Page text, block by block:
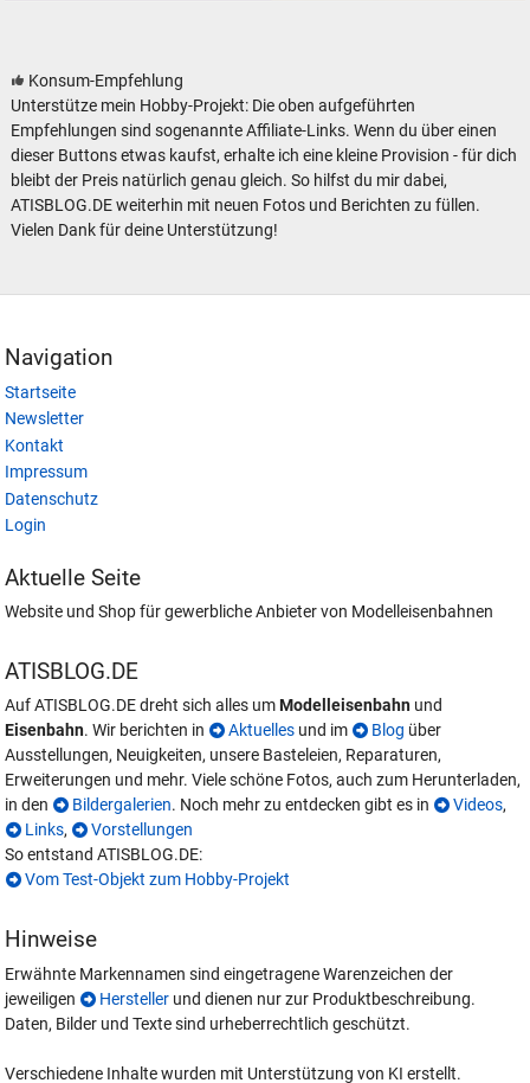
Konsum-Empfehlung
Unterstütze mein Hobby-Projekt: Die oben aufgeführten
Empfehlungen sind sogenannte Affiliate-Links. Wenn du über einen
dieser Buttons etwas kaufst, erhalte ich eine kleine Provision - für dich
bleibt der Preis natürlich genau gleich. So hilfst du mir dabei,
ATISBLOG.DE weiterhin mit neuen Fotos und Berichten zu füllen.
Vielen Dank für deine Unterstützung!
Navigation
Startseite
Newsletter
Kontakt
Impressum
Datenschutz
Login
Aktuelle Seite
Website und Shop für gewerbliche Anbieter von Modelleisenbahnen
ATISBLOG.DE
Auf ATISBLOG.DE dreht sich alles umModelleisenbahn und
Eisenbahn. Wir berichten in Aktuelles und im Blog über
Ausstellungen, Neuigkeiten, unsere Basteleien, Reparaturen,
Erweiterungen und mehr. Viele schöne Fotos, auch zum Herunterladen,
in den
Bildergalerien. Noch mehr zu entdecken gibt es in Videos,
Links,
Vorstellungen
So entstand ATISBLOG.DE:
Vom Test-Objekt zum Hobby-Projekt
Hinweise
Erwähnte Markennamen sind eingetragene Warenzeichen der
jeweiligen
Hersteller und dienen nur zur Produktbeschreibung.
Daten, Bilder und Texte sind urheberrechtlich geschützt.
Verschiedene Inhalte wurden mit Unterstützung von KI erstellt.